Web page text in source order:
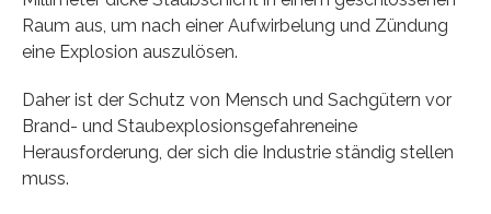
Raum aus, um nach einer Aufwirbelung und Zündung
eine Explosion auszulösen.
Daher ist der Schutz von Mensch und Sachgütern vor
Brand- und Staubexplosionsgefahreneine
Herausforderung, der sich die Industrie ständig stellen
muss.